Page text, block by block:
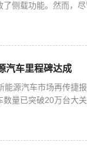
了侧载功能。然而，
汽车里程碑达成
能源汽车市场再传捷
数量已突破20万台大